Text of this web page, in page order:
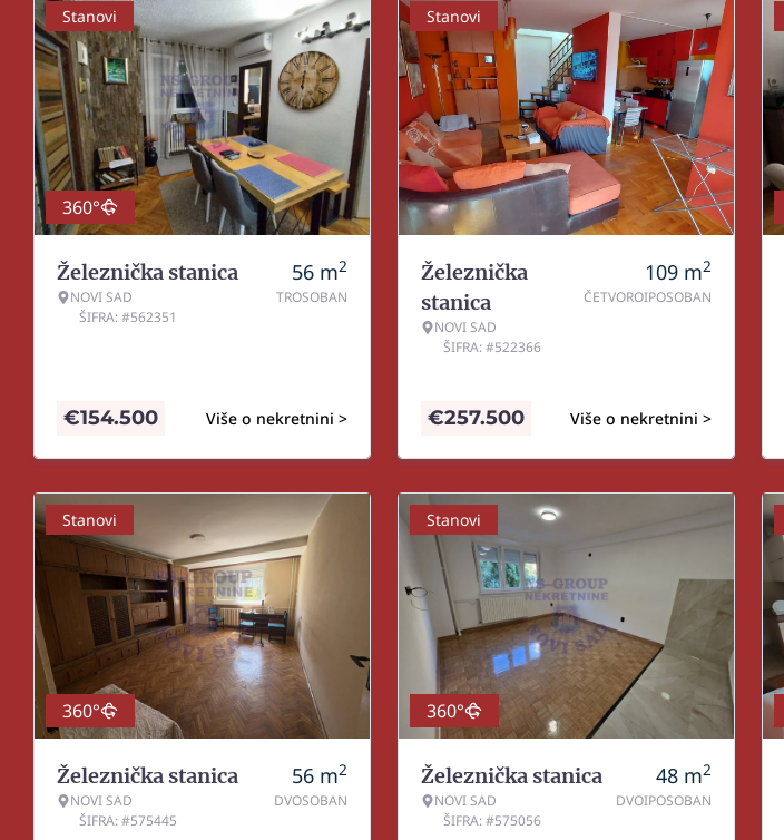
Stanovi
360°
Železnička stanica
NOVI SAD
ŠIFRA: #562351
56 m2
TROSOBAN
Više o nekretnini >
€154.500
Stanovi
Železnička
stanica
NOVI SAD
ŠIFRA: #522366
109 m2
ČETVOROIPOSOBAN
Više o nekretnini >
€257.500
Stanovi
360°
Železnička stanica
NOVI SAD
ŠIFRA: #575445
56 m2
DVOSOBAN
Stanovi
360°
Železnička stanica
NOVI SAD
ŠIFRA: #575056
48 m2
DVOIPOSOBAN